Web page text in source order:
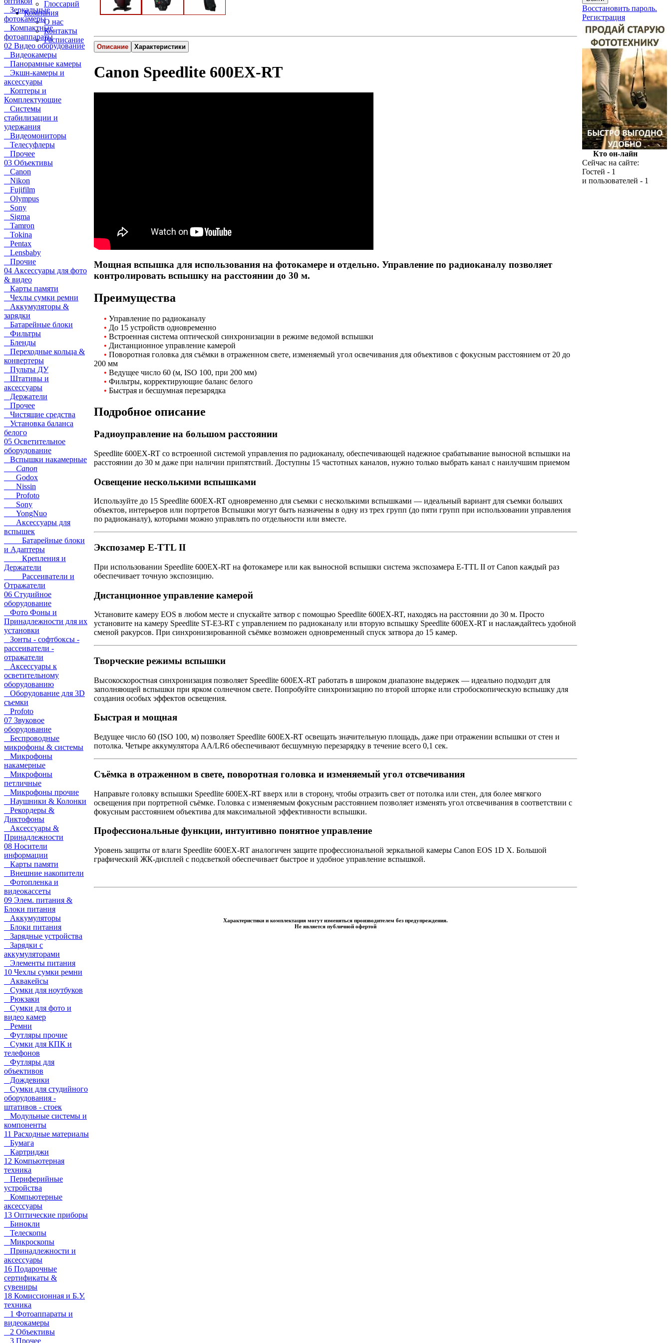
Глоссарий
Компания
О нас
Контакты
Расписание
Зеркальные
фотокамеры
Компактные
фотоаппараты
02 Видео оборудование
Видеокамеры
Панорамные камеры
Экшн-камеры и
аксессуары
Коптеры и
Комплектующие
Системы
стабилизации и
удержания
Видеомониторы
Телесуфлеры
Прочее
03 Объективы
Canon
Nikon
Fujifilm
Olympus
Sony
Sigma
Tamron
Tokina
Pentax
Lensbaby
Прочие
04 Аксессуары для фото
& видео
Карты памяти
Чехлы сумки ремни
Аккумуляторы &
зарядки
Батарейные блоки
Фильтры
Бленды
Переходные кольца &
конвертеры
Пульты ДУ
Штативы и
аксессуары
Держатели
Прочее
Чистящие средства
Установка баланса
белого
05 Осветительное
оборудование
Вспышки накамерные
Canon
Godox
Nissin
Profoto
Sony
YongNuo
Аксессуары для
вспышек
Батарейные блоки
и Адаптеры
Крепления и
Держатели
Рассеиватели и
Отражатели
06 Студийное
оборудование
Фото Фоны и
Принадлежности для их
установки
Зонты - софтбоксы -
рассеиватели -
отражатели
Аксессуары к
осветительному
оборудованию
Оборудование для 3D
съемки
Profoto
07 Звуковое
оборудование
Беспроводные
микрофоны & системы
Микрофоны
накамерные
Микрофоны
петличные
Микрофоны прочие
Наушники & Колонки
Рекордеры &
Диктофоны
Аксессуары &
Принадлежности
08 Носители
информации
Карты памяти
Внешние накопители
Фотопленка и
видеокассеты
09 Элем. питания &
Блоки питания
Аккумуляторы
Блоки питания
Зарядные устройства
Зарядки с
аккумуляторами
Элементы питания
10 Чехлы сумки ремни
Аквакейсы
Сумки для ноутбуков
Рюкзаки
Сумки для фото и
видео камер
Ремни
Футляры прочие
Сумки для КПК и
телефонов
Футляры для
объективов
Дождевики
Сумки для студийного
оборудования -
штативов - стоек
Модульные системы и
компоненты
11 Расходные материалы
Бумага
Картриджи
12 Компьютерная
техника
Периферийные
устройства
Компьютерные
аксессуары
13 Оптические приборы
Бинокли
Телескопы
Микроскопы
Принадлежности и
аксессуары
16 Подарочные
сертификаты &
сувениры
18 Комиссионная и Б.У.
техника
1 Фотоаппараты и
видеокамеры
2 Объективы
3 Прочее
Описание Характеристики
Canon Speedlite 600EX-RT
Мощная вспышка для использования на фотокамере и отдельно. Управление по радиоканалу позволяет
контролировать вспышку на расстоянии до 30 м.
Преимущества
• Управление по радиоканалу
• До 15 устройств одновременно
• Встроенная система оптической синхронизации в режиме ведомой вспышки
• Дистанционное управление камерой
• Поворотная головка для съёмки в отраженном свете, изменяемый угол освечивания для объективов с фокусным расстоянием от 20 до
200 мм
• Ведущее число 60 (м, ISO 100, при 200 мм)
• Фильтры, корректирующие баланс белого
• Быстрая и бесшумная перезарядка
Подробное описание
Радиоуправление на большом расстоянии
Speedlite 600EX-RT со встроенной системой управления по радиоканалу, обеспечивающей надежное срабатывание выносной вспышки на
расстоянии до 30 м даже при наличии припятствий. Доступны 15 частотных каналов, нужно только выбрать канал с наилучшим приемом
Освещение несколькими вспышками
Используйте до 15 Speedlite 600EX-RT одновременно для съемки с несколькими вспышками — идеальный вариант для съемки больших
объектов, интерьеров или портретов Вспышки могут быть назначены в одну из трех групп (до пяти групп при использовании управления
по радиоканалу), которыми можно управлять по отдельности или вместе.
Экспозамер E-TTL II
При использовании Speedlite 600EX-RT на фотокамере или как выносной вспышки система экспозамера E-TTL II от Canon каждый раз
обеспечивает точную экспозицию.
Дистанционное управление камерой
Установите камеру EOS в любом месте и спускайте затвор с помощью Speedlite 600EX-RT, находясь на расстоянии до 30 м. Просто
установите на камеру Speedlite ST-E3-RT с управлением по радиоканалу или вторую вспышку Speedlite 600EX-RT и наслаждайтесь удобной
сменой ракурсов. При синхронизированной съёмке возможен одновременный спуск затвора до 15 камер.
Творческие режимы вспышки
Высокоскоростная синхронизация позволяет Speedlite 600EX-RT работать в широком диапазоне выдержек — идеально подходит для
заполняющей вспышки при ярком солнечном свете. Попробуйте синхронизацию по второй шторке или стробоскопическую вспышку для
создания особых эффектов освещения.
Быстрая и мощная
Ведущее число 60 (ISO 100, м) позволяет Speedlite 600EX-RT освещать значительную площадь, даже при отражении вспышки от стен и
потолка. Четыре аккумулятора AA/LR6 обеспечивают бесшумную перезарядку в течение всего 0,1 сек.
Съёмка в отраженном в свете, поворотная головка и изменяемый угол отсвечивания
Направьте головку вспышки Speedlite 600EX-RT вверх или в сторону, чтобы отразить свет от потолка или стен, для более мягкого
освещения при портретной съёмке. Головка с изменяемым фокусным расстоянием позволяет изменять угол отсвечивания в соответствии с
фокусным расстоянием объектива для максимальной эффективности вспышки.
Профессиональные функции, интуитивно понятное управление
Уровень защиты от влаги Speedlite 600EX-RT аналогичен защите профессиональной зеркальной камеры Canon EOS 1D X. Большой
графический ЖК-дисплей с подсветкой обеспечивает быстрое и удобное управление вспышкой.
Характеристики и комплектация могут изменяться производителем без предупреждения.
Не является публичной офертой
Восстановить пароль.
Регистрация
Кто он-лайн
Сейчас на сайте:
Гостей - 1
и пользователей - 1